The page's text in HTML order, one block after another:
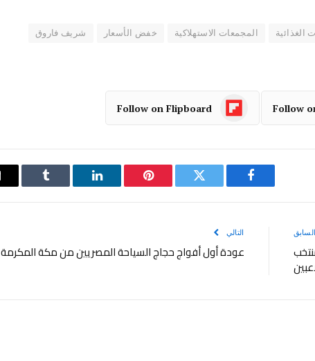
الغذائية المجمعات الاستهلاكية خفض الأسعار شريف فاروق
Follow
Follow on Flipboard
فيسبوك
تويتر بينتيريستلينكدإن Tumblr
السابق التالي
عودة أول أفواج حجاج السياحة المصريين من مكة المكرمة